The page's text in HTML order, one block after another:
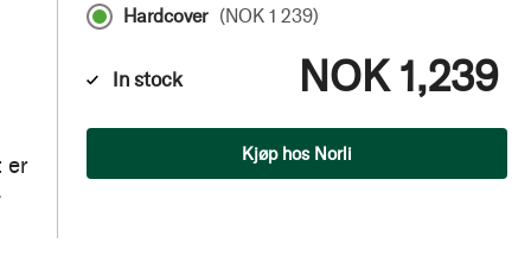
er
Hardcover (NOK 1 239)
In stock NOK 1,239
Kjøp hos Norli